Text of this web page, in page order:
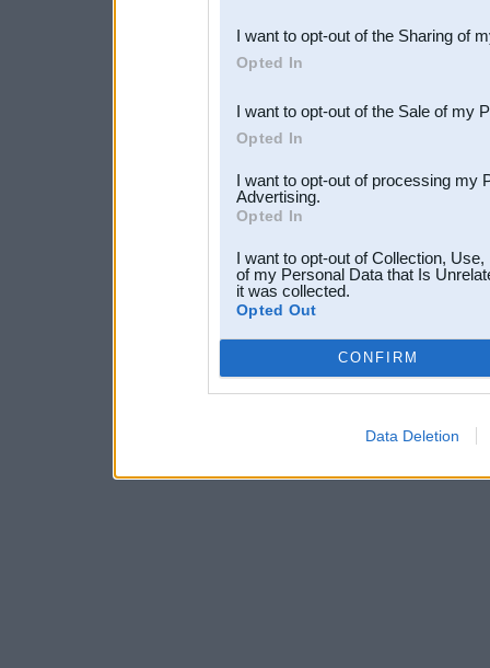
Downstream Participants
third parties.
I want to opt-out of the Sharing of
Opted In
I want to opt-out of the Sale of my
Opted In
I want to opt-out of processing my
Advertising.
Opted In
I want to opt-out of Collection,
of my Personal Data that Is
it was collected.
Opted Out
CONFIRM
Data Deletion